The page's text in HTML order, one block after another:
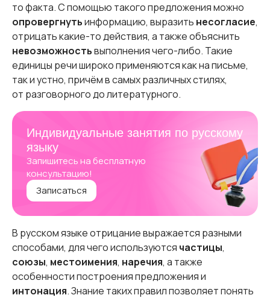
то факта. С помощью такого предложения можно
опровергнутьинформацию, выразить несогласие,
отрицать какие-то действия, а также объяснить
невозможностьвыполнения чего-либо. Такие
единицы речи широко применяются как на письме,
так и устно, причём в самых различных стилях,
от разговорного до литературного.
Индивидуальные занятия по русскому
языку
Запишитесь на бесплатную
консультацию!
Записаться
В русском языке отрицание выражается разными
способами, для чего используются частицы,
союзы, местоимения, наречия, а также
особенности построения предложения и
интонация. Знание таких правил позволяет понять